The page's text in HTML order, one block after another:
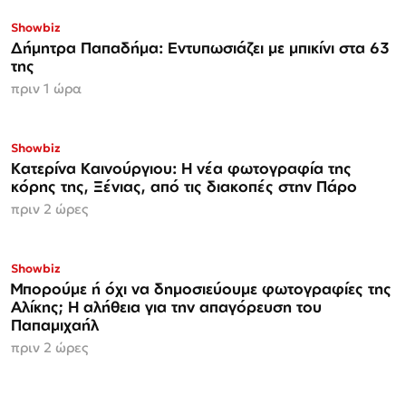
Showbiz
Δήμητρα Παπαδήμα: Εντυπωσιάζει με μπικίνι στα 63
της
πριν 1 ώρα
Showbiz
Κατερίνα Καινούργιου: Η νέα φωτογραφία της
κόρης της, Ξένιας, από τις διακοπές στην Πάρο
πριν 2 ώρες
Showbiz
Μπορούμε ή όχι να δημοσιεύουμε φωτογραφίες της
Αλίκης; Η αλήθεια για την απαγόρευση του
Παπαμιχαήλ
πριν 2 ώρες